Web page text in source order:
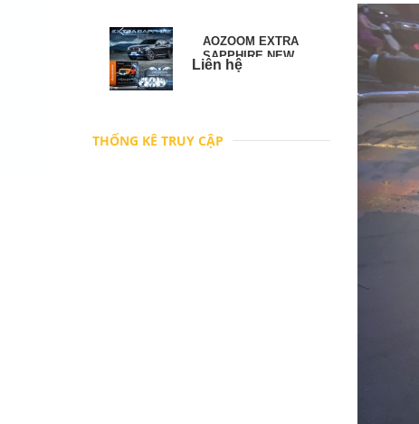
AOZOOM EXTRA
SAPPHIRE NEW
PROJECTORS
Liên hệ
THỐNG KÊ TRUY CẬP